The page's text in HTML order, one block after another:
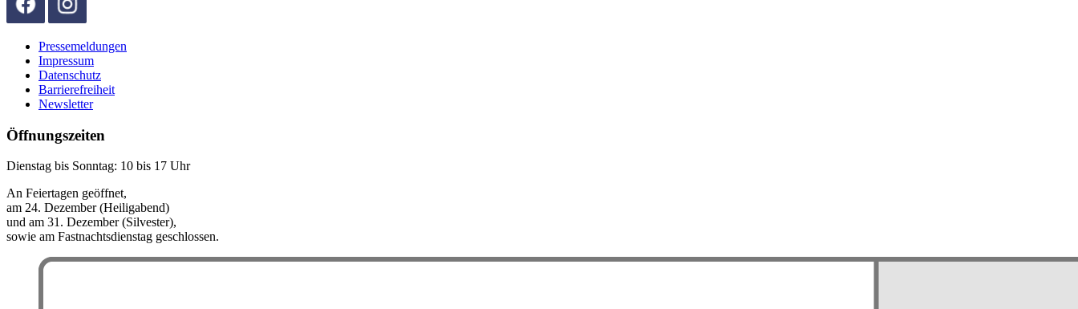
Pressemeldungen
Impressum
Datenschutz
Barrierefreiheit
Newsletter
Öffnungszeiten
Dienstag bis Sonntag: 10 bis 17 Uhr
An Feiertagen geöffnet,
am 24. Dezember (Heiligabend)
und am 31. Dezember (Silvester),
sowie am Fastnachtsdienstag geschlossen.